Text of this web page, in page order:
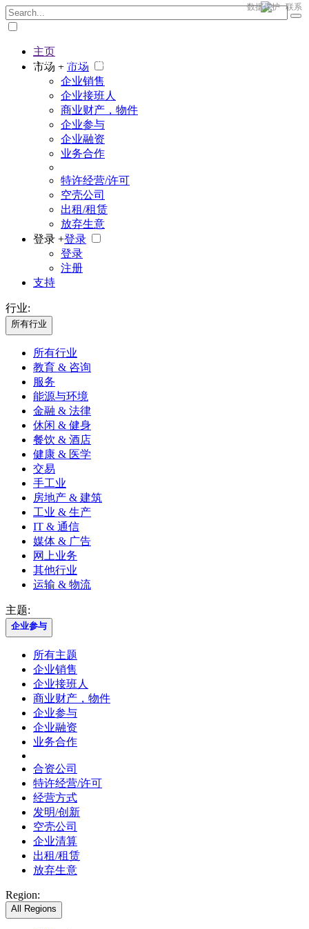
The big marketplace for business
数据保护 联系
主页
市场 + 市场
企业销售
企业接班人
商业财产，物件
企业参与
企业融资
业务合作
特许经营/许可
空壳公司
出租/租赁
放弃生意
登录 +登录
登录
注册
支持
行业:
所有行业
所有行业
教育 & 咨询
服务
能源与环境
金融 & 法律
休闲 & 健身
餐饮 & 酒店
健康 & 医学
交易
手工业
房地产 & 建筑
工业 & 生产
IT & 通信
媒体 & 广告
网上业务
其他行业
运输 & 物流
主题:
企业参与
所有主题
企业销售
企业接班人
商业财产，物件
企业参与
企业融资
业务合作
合资公司
特许经营/许可
经营方式
发明/创新
空壳公司
企业清算
出租/租赁
放弃生意
Region:
All Regions